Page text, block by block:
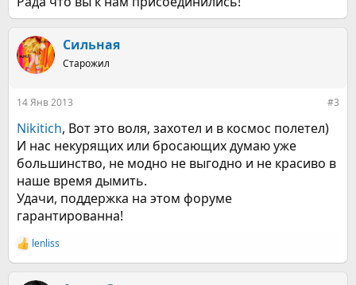
Сильная
Старожил
14 Янв 2013 #3
Nikitich, Вот это воля, захотел и в космос полетел)
И нас некурящих или бросающих думаю уже
большинство, не модно не выгодно и не красиво в
наше время дымить.
Удачи, поддержка на этом форуме
гарантированна!
Р
е
lenliss